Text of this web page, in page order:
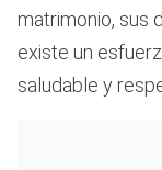
matrimonio, sus
existe un
saludable y